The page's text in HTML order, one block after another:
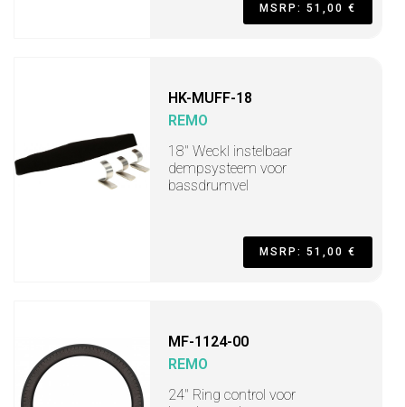
MSRP: 51,00 €
HK-MUFF-18
REMO
18" Weckl instelbaar
dempsysteem voor
bassdrumvel
MSRP: 51,00 €
MF-1124-00
REMO
24" Ring control voor